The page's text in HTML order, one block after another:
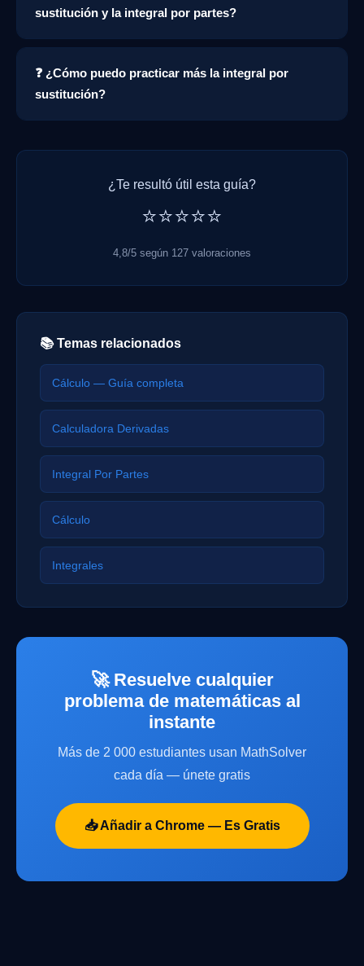
sustitución y la integral por partes?
❓ ¿Cómo puedo practicar más la integral por
sustitución?
¿Te resultó útil esta guía?
⭐⭐⭐⭐⭐
4,8/5 según 127 valoraciones
📚 Temas relacionados
Cálculo — Guía completa
Calculadora Derivadas
Integral Por Partes
Cálculo
Integrales
🚀 Resuelve cualquier
problema de matemáticas al
instante
Más de 2 000 estudiantes usan MathSolver
cada día — únete gratis
📥 Añadir a Chrome — Es Gratis